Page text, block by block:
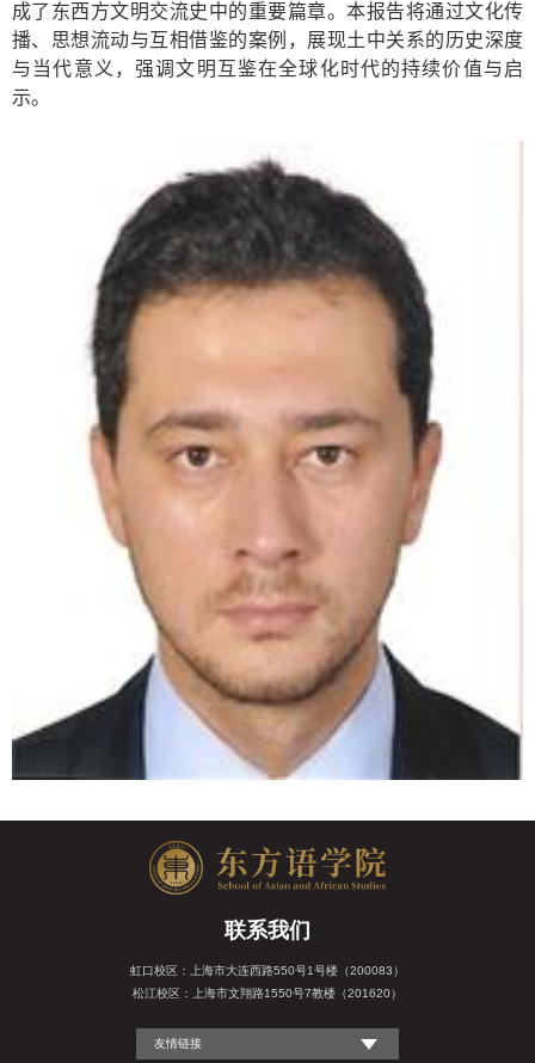
成了东西方文明交流史中的重要篇章。本报告将通过文化传
播、思想流动与互相借鉴的案例，展现土中关系的历史深度
与当代意义，强调文明互鉴在全球化时代的持续价值与启
示。
联系我们
虹口校区：上海市大连西路550号1号楼（200083）
松江校区：上海市文翔路1550号7教楼（201620）
友情链接